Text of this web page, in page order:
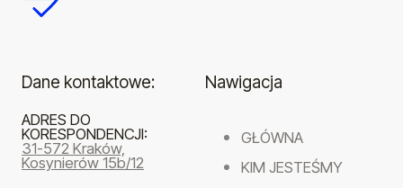
Nawigacja
GŁÓWNA
KIM JESTEŚMY
Dane kontaktowe:
ADRES DO
KORESPONDENCJI:
31-572 Kraków,
Kosynierów 15b/12